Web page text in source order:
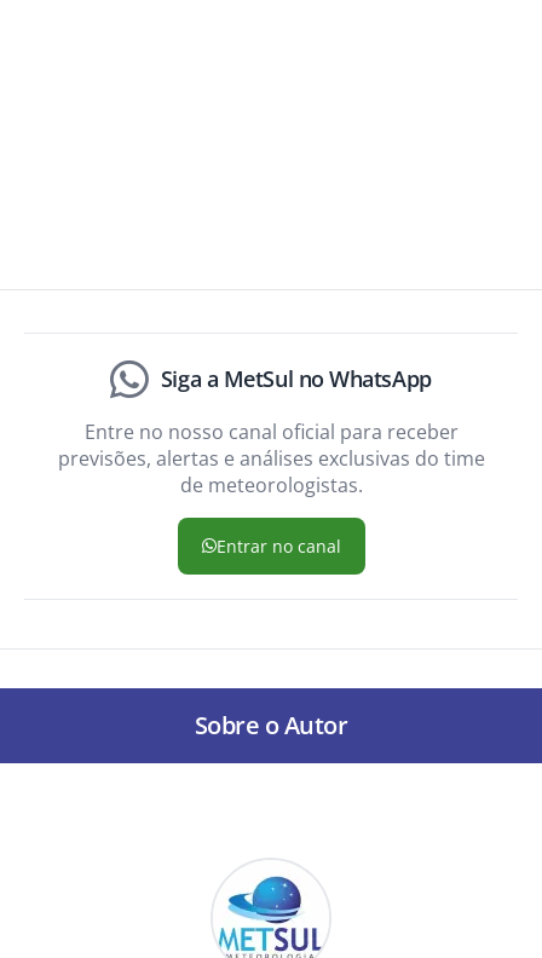
Siga a MetSul no WhatsApp
Entre no nosso canal oficial para receber
previsões, alertas e análises exclusivas do time
de meteorologistas.
Entrar no canal
Sobre o Autor